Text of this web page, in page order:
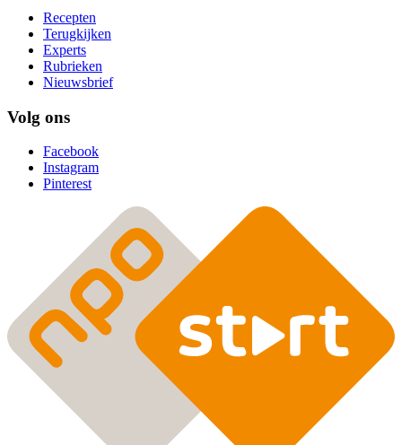
Recepten
Terugkijken
Experts
Rubrieken
Nieuwsbrief
Volg ons
Facebook
Instagram
Pinterest